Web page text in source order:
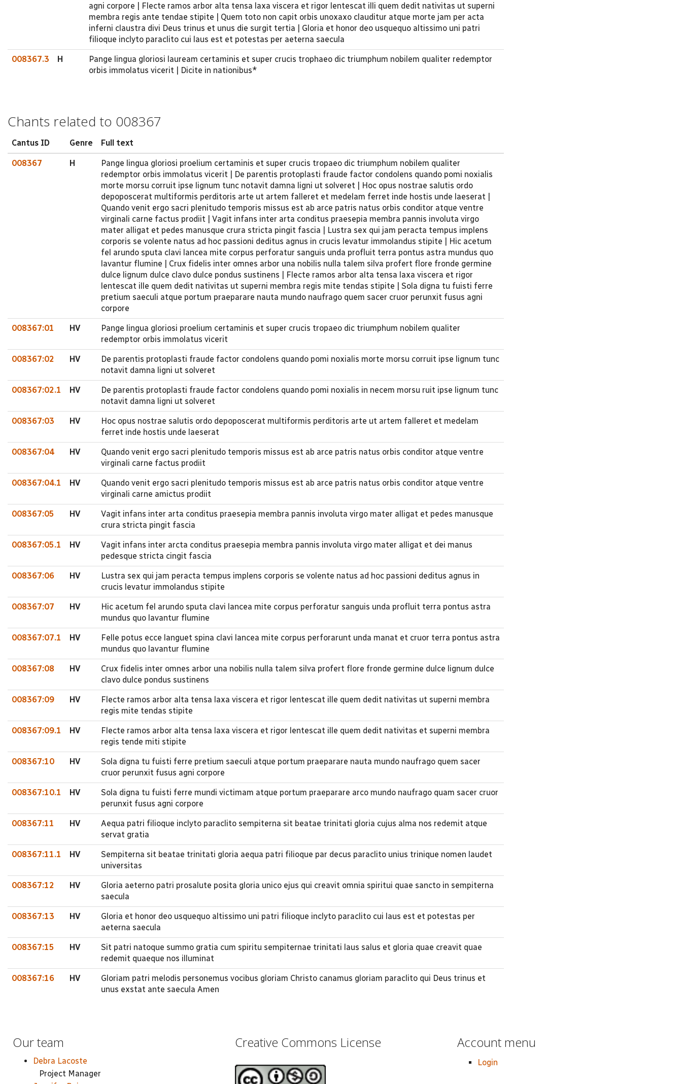
agni corpore | Flecte ramos arbor alta tensa laxa viscera et rigor lentescat illi quem dedit nativitas ut superni
membra regis ante tendae stipite | Quem toto non capit orbis unoxaxo clauditur atque morte jam per acta
inferni claustra divi Deus trinus et unus die surgit tertia | Gloria et honor deo usquequo altissimo uni patri
filioque inclyto paraclito cui laus est et potestas per aeterna saecula
008367.3 H
Pange lingua gloriosi lauream certaminis et super crucis trophaeo dic triumphum nobilem qualiter redemptor
orbis immolatus vicerit | Dicite in nationibus*
Chants related to 008367
Cantus ID Genre Full text
008367 H
Pange lingua gloriosi proelium certaminis et super crucis tropaeo dic triumphum nobilem qualiter
redemptor orbis immolatus vicerit | De parentis protoplasti fraude factor condolens quando pomi noxialis
morte morsu corruit ipse lignum tunc notavit damna ligni ut solveret | Hoc opus nostrae salutis ordo
depoposcerat multiformis perditoris arte ut artem falleret et medelam ferret inde hostis unde laeserat |
Quando venit ergo sacri plenitudo temporis missus est ab arce patris natus orbis conditor atque ventre
virginali carne factus prodiit | Vagit infans inter arta conditus praesepia membra pannis involuta virgo
mater alligat et pedes manusque crura stricta pingit fascia | Lustra sex qui jam peracta tempus implens
corporis se volente natus ad hoc passioni deditus agnus in crucis levatur immolandus stipite | Hic acetum
fel arundo sputa clavi lancea mite corpus perforatur sanguis unda profluit terra pontus astra mundus quo
lavantur flumine | Crux fidelis inter omnes arbor una nobilis nulla talem silva profert flore fronde germine
dulce lignum dulce clavo dulce pondus sustinens | Flecte ramos arbor alta tensa laxa viscera et rigor
lentescat ille quem dedit nativitas ut superni membra regis mite tendas stipite | Sola digna tu fuisti ferre
pretium saeculi atque portum praeparare nauta mundo naufrago quem sacer cruor perunxit fusus agni
corpore
008367:01 HV
Pange lingua gloriosi proelium certaminis et super crucis tropaeo dic triumphum nobilem qualiter
redemptor orbis immolatus vicerit
008367:02 HV
De parentis protoplasti fraude factor condolens quando pomi noxialis morte morsu corruit ipse lignum tunc
notavit damna ligni ut solveret
008367:02.1 HV
De parentis protoplasti fraude factor condolens quando pomi noxialis in necem morsu ruit ipse lignum tunc
notavit damna ligni ut solveret
008367:03 HV
Hoc opus nostrae salutis ordo depoposcerat multiformis perditoris arte ut artem falleret et medelam
ferret inde hostis unde laeserat
008367:04 HV
Quando venit ergo sacri plenitudo temporis missus est ab arce patris natus orbis conditor atque ventre
virginali carne factus prodiit
008367:04.1 HV
Quando venit ergo sacri plenitudo temporis missus est ab arce patris natus orbis conditor atque ventre
virginali carne amictus prodiit
008367:05 HV
Vagit infans inter arta conditus praesepia membra pannis involuta virgo mater alligat et pedes manusque
crura stricta pingit fascia
008367:05.1 HV
Vagit infans inter arcta conditus praesepia membra pannis involuta virgo mater alligat et dei manus
pedesque stricta cingit fascia
008367:06 HV
Lustra sex qui jam peracta tempus implens corporis se volente natus ad hoc passioni deditus agnus in
crucis levatur immolandus stipite
008367:07 HV
Hic acetum fel arundo sputa clavi lancea mite corpus perforatur sanguis unda profluit terra pontus astra
mundus quo lavantur flumine
008367:07.1 HV
Felle potus ecce languet spina clavi lancea mite corpus perforarunt unda manat et cruor terra pontus astra
mundus quo lavantur flumine
008367:08 HV
Crux fidelis inter omnes arbor una nobilis nulla talem silva profert flore fronde germine dulce lignum dulce
clavo dulce pondus sustinens
008367:09 HV
Flecte ramos arbor alta tensa laxa viscera et rigor lentescat ille quem dedit nativitas ut superni membra
regis mite tendas stipite
008367:09.1 HV
Flecte ramos arbor alta tensa laxa viscera et rigor lentescat ille quem dedit nativitas et superni membra
regis tende miti stipite
008367:10 HV
Sola digna tu fuisti ferre pretium saeculi atque portum praeparare nauta mundo naufrago quem sacer
cruor perunxit fusus agni corpore
008367:10.1 HV
Sola digna tu fuisti ferre mundi victimam atque portum praeparare arco mundo naufrago quam sacer cruor
perunxit fusus agni corpore
008367:11 HV
Aequa patri filioque inclyto paraclito sempiterna sit beatae trinitati gloria cujus alma nos redemit atque
servat gratia
008367:11.1 HV
Sempiterna sit beatae trinitati gloria aequa patri filioque par decus paraclito unius trinique nomen laudet
universitas
008367:12 HV
Gloria aeterno patri prosalute posita gloria unico ejus qui creavit omnia spiritui quae sancto in sempiterna
saecula
008367:13 HV
Gloria et honor deo usquequo altissimo uni patri filioque inclyto paraclito cui laus est et potestas per
aeterna saecula
008367:15 HV
Sit patri natoque summo gratia cum spiritu sempiternae trinitati laus salus et gloria quae creavit quae
redemit quaeque nos illuminat
008367:16 HV
Gloriam patri melodis personemus vocibus gloriam Christo canamus gloriam paraclito qui Deus trinus et
unus exstat ante saecula Amen
Our team
Debra Lacoste
Project Manager
Creative Commons License Account menu
Login